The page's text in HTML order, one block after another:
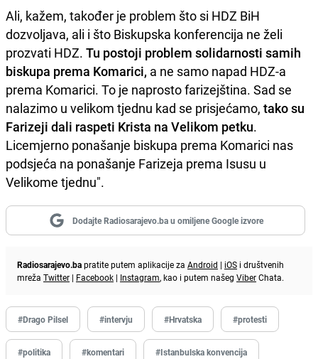
Ali, kažem, također je problem što si HDZ BiH
dozvoljava, ali i što Biskupska konferencija ne želi
prozvati HDZ. Tu postoji problem solidarnosti samih
biskupa prema Komarici, a ne samo napad HDZ-a
prema Komarici. To je naprosto farizejština. Sad se
nalazimo u velikom tjednu kad se prisjećamo, tako su
Farizeji dali raspeti Krista na Velikom petku.
Licemjerno ponašanje biskupa prema Komarici nas
podsjeća na ponašanje Farizeja prema Isusu u
Velikome tjednu".
Dodajte Radiosarajevo.ba u omiljene Google izvore
Radiosarajevo.bapratite putem aplikacije za Android | iOS i društvenih
mreža Twitter | Facebook | Instagram, kao i putem našeg ViberChata.
#Drago Pilsel #intervju #Hrvatska #protesti
#politika #komentari #Istanbulska konvencija